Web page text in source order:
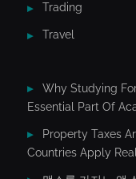
Trading
Travel
Why Studying
Essential Part Of
Property Taxes
Countries Apply